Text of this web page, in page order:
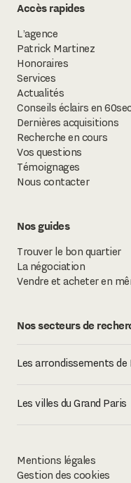
Accès rapides
L’agence
Patrick Martinez
Honoraires
Services
Actualités
Conseils éclairs en
Dernières acquisitions
Recherche en cours
Vos questions
Témoignages
Nous contacter
Nos guides
Trouver le bon quartier
La négociation
Vendre et acheter en
Nos secteurs de
Les arrondissements de
Les villes du Grand Paris
Mentions légales
Gestion des cookies